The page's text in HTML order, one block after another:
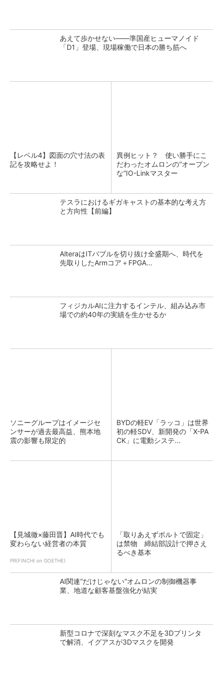
あえて歩かせない――準国産ヒューマノイド
「D1」登場、現場稼働で日本の勝ち筋へ
【レベル4】図面の穴寸法の表
記を攻略せよ！
異例ヒット？ 使い勝手にこ
だわったオムロンの“オープン
な”IO-Linkマスター
テスラにおけるギガキャストの基本的な考え方
と方向性【前編】
AlteraはITバブルを切り抜け全盛期へ、時代を
先取りしたArmコア＋FPGA...
フィジカルAIに注力するインテル、組み込み市
場での約40年の実績を生かせるか
ソニーグループはイメージセ
ンサーが過去最高益、熊本地
震の影響も限定的
BYDの軽EV「ラッコ」は世界
初の軽SDV、新開発の「X-PA
CK」に電動システ...
【見城徹×藤田晋】AI時代でも
変わらない経営者の本質
PR(FINCHI on GOETHE)
「取りあえずボルトで固定」
は禁物 締結部設計で押さえ
るべき基本
AI関連“だけじゃない”オムロンの制御機器事
業、地道な顧客基盤強化が結実
新型コロナで深刻なマスク不足を3Dプリンタ
で解消、イグアスが3Dマスクを開発